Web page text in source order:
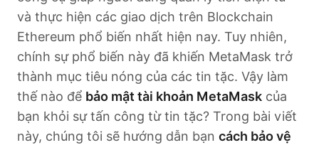
và thực hiện các giao dịch trên Blockchain
Ethereum phổ biến nhất hiện nay. Tuy nhiên,
chính sự phổ biến này đã khiến MetaMask trở
thành mục tiêu nóng của các tin tặc. Vậy làm
thế nào để bảo mật tài khoản MetaMask của
bạn khỏi sự tấn công từ tin tặc? Trong bài viết
này, chúng tôi sẽ hướng dẫn bạn cách bảo vệ